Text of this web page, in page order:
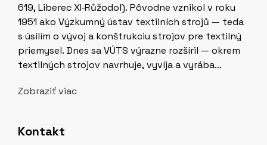
619, Liberec XI‑Růžodol). Pôvodne vznikol v roku
1951 ako Výzkumný ústav textilních strojů — teda
s úsilím o vývoj a konštrukciu strojov pre textilný
priemysel. Dnes sa VÚTS výrazne rozšíril — okrem
textilných strojov navrhuje, vyvíja a vyrába
zariadenia pre rôzne prie­myselné odvetvia: textil,
ich činnostiam patrí vývoj manipulátorov,
Zobraziť viac
Kontakt